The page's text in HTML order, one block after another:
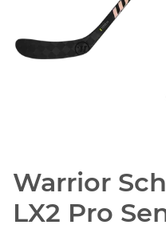
Warrior
LX2 Pro